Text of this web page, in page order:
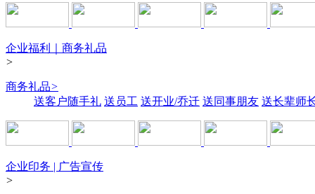
企业福利｜商务礼品
>
商务礼品>
送客户随手礼 送员工 送开业/乔迁 送同事朋友 送长辈师
企业印务 | 广告宣传
>